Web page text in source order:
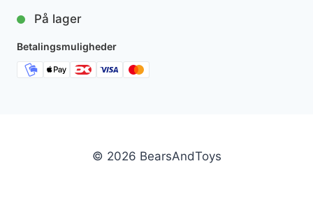
På lager
Betalingsmuligheder
© 2026 BearsAndToys